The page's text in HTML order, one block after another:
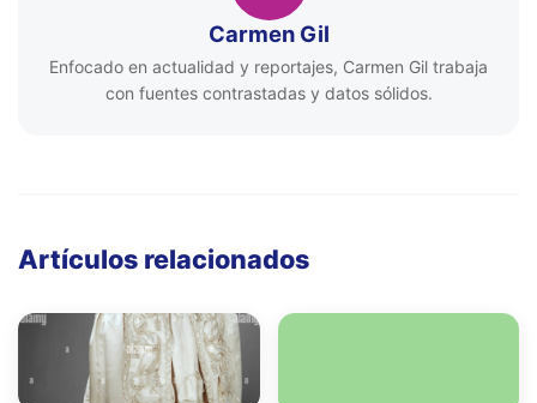
Carmen Gil
Enfocado en actualidad y reportajes, Carmen Gil trabaja
con fuentes contrastadas y datos sólidos.
Artículos relacionados